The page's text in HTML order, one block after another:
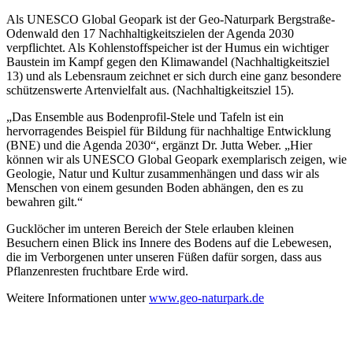
Als UNESCO Global Geopark ist der Geo-Naturpark Bergstraße-
Odenwald den 17 Nachhaltigkeitszielen der Agenda 2030
verpflichtet. Als Kohlenstoffspeicher ist der Humus ein wichtiger
Baustein im Kampf gegen den Klimawandel (Nachhaltigkeitsziel
13) und als Lebensraum zeichnet er sich durch eine ganz besondere
schützenswerte Artenvielfalt aus. (Nachhaltigkeitsziel 15).
„Das Ensemble aus Bodenprofil-Stele und Tafeln ist ein
hervorragendes Beispiel für Bildung für nachhaltige Entwicklung
(BNE) und die Agenda 2030“, ergänzt Dr. Jutta Weber. „Hier
können wir als UNESCO Global Geopark exemplarisch zeigen, wie
Geologie, Natur und Kultur zusammenhängen und dass wir als
Menschen von einem gesunden Boden abhängen, den es zu
bewahren gilt.“
Gucklöcher im unteren Bereich der Stele erlauben kleinen
Besuchern einen Blick ins Innere des Bodens auf die Lebewesen,
die im Verborgenen unter unseren Füßen dafür sorgen, dass aus
Pflanzenresten fruchtbare Erde wird.
Weitere Informationen unterwww.geo-naturpark.de